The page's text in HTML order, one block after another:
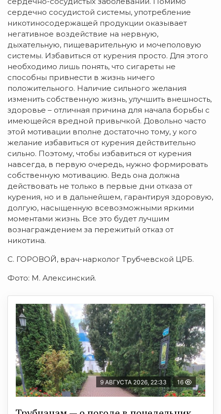
сердечно сосудистой системы, употребление
никотиносодержащей продукции оказывает
негативное воздействие на нервную,
дыхательную, пищеварительную и мочеполовую
системы. Избавиться от курения просто. Для этого
необходимо лишь понять, что сигареты не
способны привнести в жизнь ничего
положительного. Наличие сильного желания
изменить собственную жизнь, улучшить внешность,
здоровье – отличная причина для начала борьбы с
имеющейся вредной привычкой. Довольно часто
этой мотивации вполне достаточно тому, у кого
желание избавиться от курения действительно
сильно. Поэтому, чтобы избавиться от курения
навсегда, в первую очередь, нужно формировать
собственную мотивацию. Ведь она должна
действовать не только в первые дни отказа от
курения, но и в дальнейшем, гарантируя здоровую,
долгую, насыщенную всевозможными яркими
моментами жизнь. Все это будет лучшим
вознаграждением за пережитый отказ от
никотина.
С. ГОРОВОЙ, врач-нарколог Трубчевской ЦРБ.
Фото: М. Алексинский.
9 АВГУСТА 2026, 22:33 16